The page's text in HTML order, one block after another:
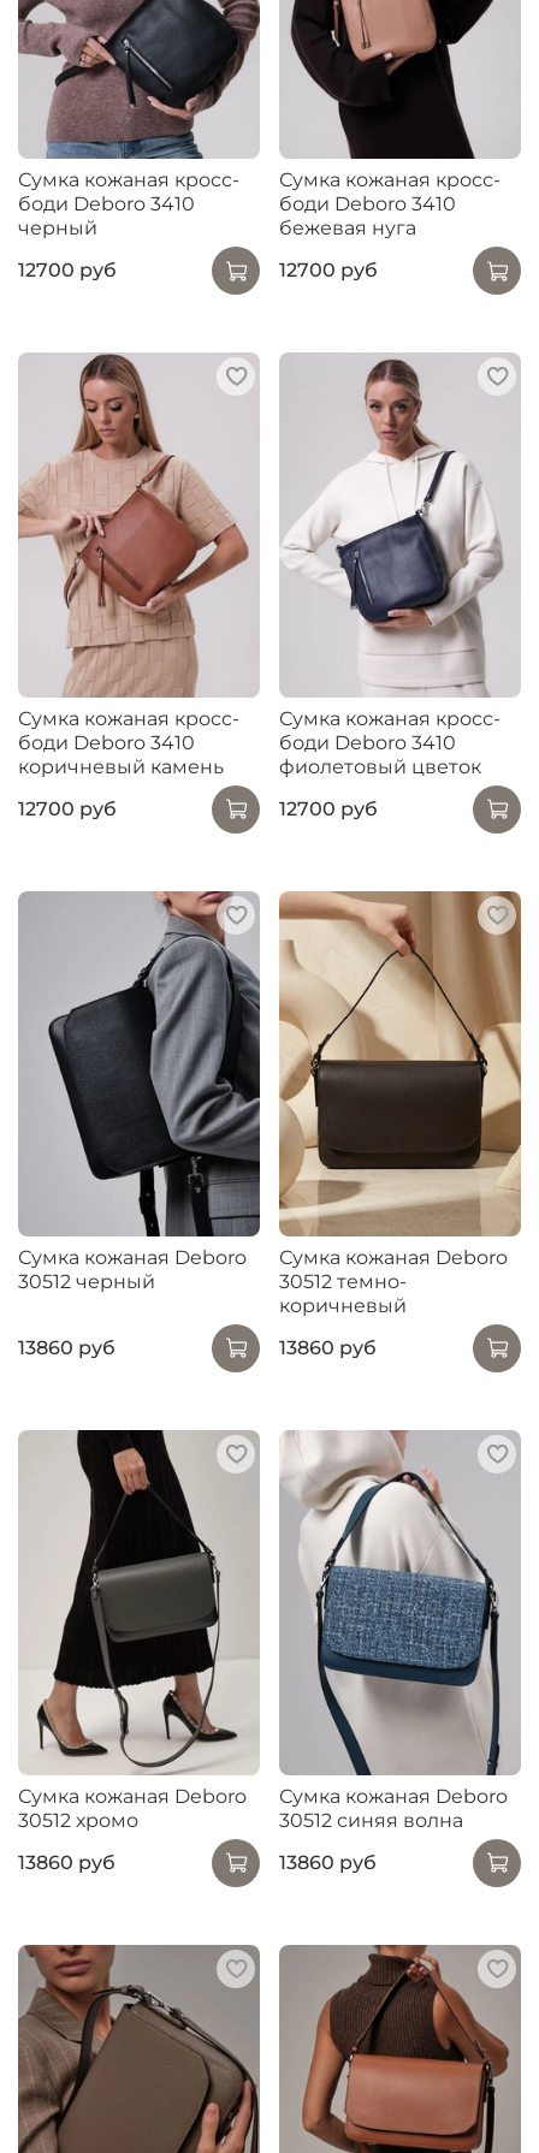
Сумка кожаная кросс-
боди Deboro 3410
черный
12700 руб
Сумка кожаная кросс-
боди Deboro 3410
бежевая нуга
12700 руб
Сумка кожаная кросс-
боди Deboro 3410
коричневый камень
12700 руб
Сумка кожаная кросс-
боди Deboro 3410
фиолетовый цветок
12700 руб
Сумка кожаная Deboro
30512 черный
13860 руб
Сумка кожаная Deboro
30512 темно-
коричневый
13860 руб
Сумка кожаная Deboro
30512 хромо
13860 руб
Сумка кожаная Deboro
30512 синяя волна
13860 руб